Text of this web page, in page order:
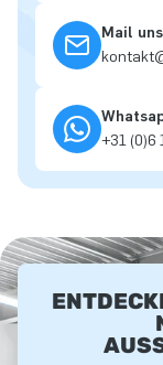
Mail
+31 (0)6